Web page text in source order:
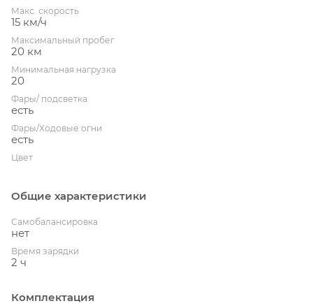
Макс. скорость
15 км/ч
Максимальный пробег
20 км
Минимальная нагрузка
20
Фары/ подсветка
есть
Фары/Ходовые огни
есть
Цвет
Общие характеристики
Cамобалансировка
нет
Время зарядки
2 ч
Комплектация